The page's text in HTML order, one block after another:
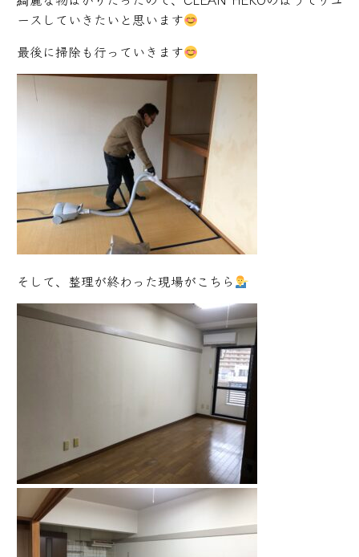
ースしていきたいと思います
最後に掃除も行っていきます
そして、整理が終わった現場がこちら